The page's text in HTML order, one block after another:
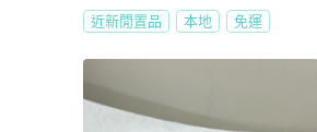
近新閒置品 本地 免運